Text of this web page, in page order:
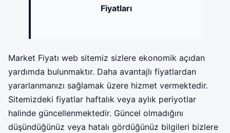
Fiyatları
Market Fiyatı web sitemiz sizlere ekonomik açıdan
yardımda bulunmaktır. Daha avantajlı fiyatlardan
yararlanmanızı sağlamak üzere hizmet vermektedir.
Sitemizdeki fiyatlar haftalık veya aylık periyotlar
halinde güncellenmektedir. Güncel olmadığını
düşündüğünüz veya hatalı gördüğünüz bilgileri bizlere